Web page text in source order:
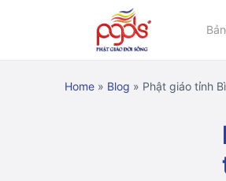
Home » Blog » Phật giáo tỉnh